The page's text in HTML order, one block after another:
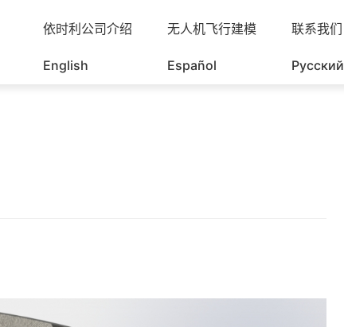
依时利公司介绍 无人机飞行建模 联系我们
English Español Русский